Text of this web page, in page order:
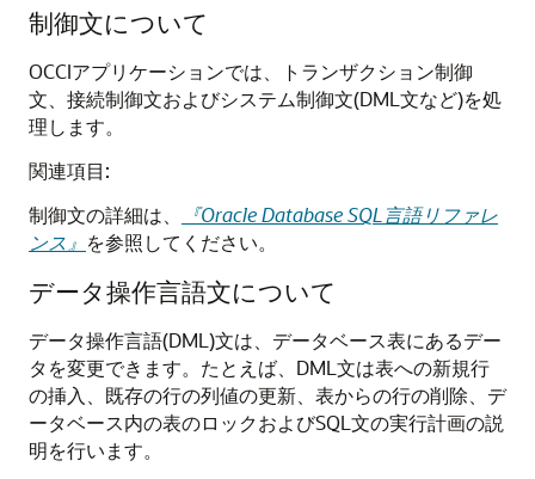
制御文について
OCCIアプリケーションでは、トランザクション制御
文、接続制御文およびシステム制御文(DML文など)を処
理します。
関連項目:
制御文の詳細は、
『Oracle Database SQL言語リファレ
ンス』 を参照してください。
データ操作言語文について
データ操作言語(DML)文は、データベース表にあるデー
タを変更できます。たとえば、DML文は表への新規行
の挿入、既存の行の列値の更新、表からの行の削除、デ
ータベース内の表のロックおよびSQL文の実行計画の説
明を行います。